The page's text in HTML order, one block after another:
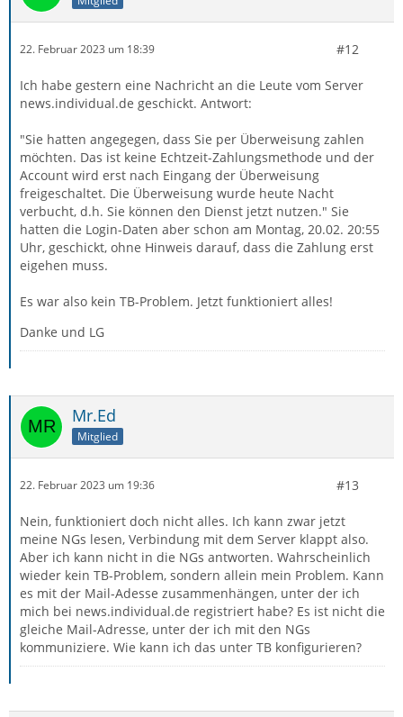
22. Februar 2023 um 18:39 #12
Ich habe gestern eine Nachricht an die Leute vom Server
news.individual.de geschickt. Antwort:
"Sie hatten angegegen, dass Sie per Überweisung zahlen
möchten. Das ist keine Echtzeit-Zahlungsmethode und der
Account wird erst nach Eingang der Überweisung
freigeschaltet. Die Überweisung wurde heute Nacht
verbucht, d.h. Sie können den Dienst jetzt nutzen." Sie
hatten die Login-Daten aber schon am Montag, 20.02. 20:55
Uhr, geschickt, ohne Hinweis darauf, dass die Zahlung erst
eigehen muss.
Es war also kein TB-Problem. Jetzt funktioniert alles!
Danke und LG
Mr.Ed
Mitglied
22. Februar 2023 um 19:36 #13
Nein, funktioniert doch nicht alles. Ich kann zwar jetzt
meine NGs lesen, Verbindung mit dem Server klappt also.
Aber ich kann nicht in die NGs antworten. Wahrscheinlich
wieder kein TB-Problem, sondern allein mein Problem. Kann
es mit der Mail-Adesse zusammenhängen, unter der ich
mich bei news.individual.de registriert habe? Es ist nicht die
gleiche Mail-Adresse, unter der ich mit den NGs
kommuniziere. Wie kann ich das unter TB konfigurieren?